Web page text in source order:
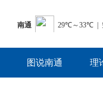
图说南通 理